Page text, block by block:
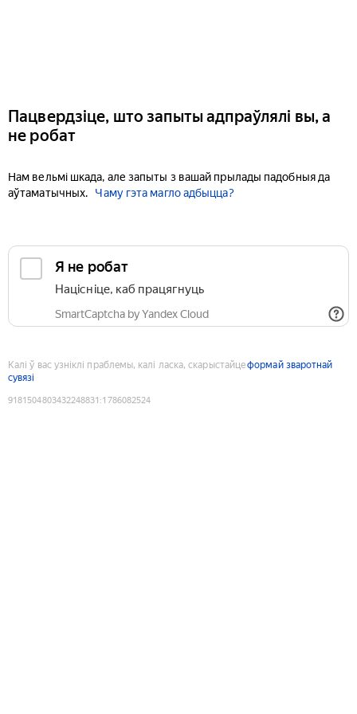
Пацвердзіце, што запыты адпраўлялі вы, а
не робат
Нам вельмі шкада, але запыты з вашай прылады падобныя да
аўтаматычных.
Чаму гэта магло адбыцца?
Я не робат
Націсніце, каб працягнуць
SmartCaptcha by Yandex Cloud
Калі ў вас узніклі праблемы, калі ласка, скарыстайцеформай зваротнай
сувязі
9181504803432248831 :1786082524